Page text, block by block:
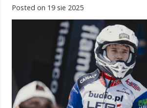
Posted on 19 sie 2025